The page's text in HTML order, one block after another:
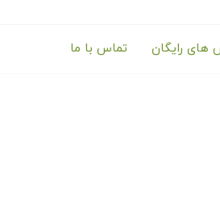
های رایگان تماس با ما